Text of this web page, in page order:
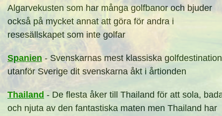
Algarvekusten som har många golfbanor och bjuder
också på mycket annat att göra för andra i
resesällskapet som inte golfar
Spanien - Svenskarnas mest klassiska golfdestination
utanför Sverige dit svenskarna åkt i årtionden
Thailand - De flesta åker till Thailand för att sola,
och njuta av den fantastiska maten men Thailand har